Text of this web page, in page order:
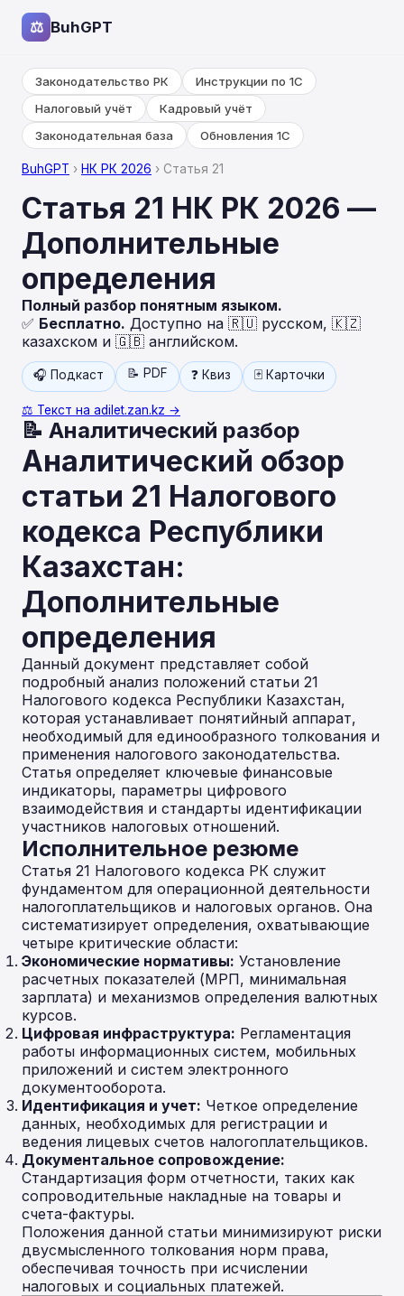
⚖ BuhGPT
Законодательство РК
Инструкции по 1С
Налоговый учёт
Кадровый учёт
Законодательная база
Обновления 1С
BuhGPT › НК РК 2026 › Статья 21
Статья 21 НК РК 2026 —
Дополнительные
определения
Полный разбор понятным языком.
✅ Бесплатно. Доступно на 🇷🇺 русском, 🇰🇿
казахском и 🇬🇧 английском.
🎧 Подкаст 📝 PDF ❓ Квиз 🃏 Карточки
⚖️ Текст на adilet.zan.kz →
📝 Аналитический разбор
Аналитический обзор
статьи 21 Налогового
кодекса Республики
Казахстан:
Дополнительные
определения
Данный документ представляет собой
подробный анализ положений статьи 21
Налогового кодекса Республики Казахстан,
которая устанавливает понятийный аппарат,
необходимый для единообразного толкования и
применения налогового законодательства.
Статья определяет ключевые финансовые
индикаторы, параметры цифрового
взаимодействия и стандарты идентификации
участников налоговых отношений.
Исполнительное резюме
Статья 21 Налогового кодекса РК служит
фундаментом для операционной деятельности
налогоплательщиков и налоговых органов. Она
систематизирует определения, охватывающие
четыре критические области:
Экономические нормативы: Установление
расчетных показателей (МРП, минимальная
зарплата) и механизмов определения валютных
курсов.
Цифровая инфраструктура: Регламентация
работы информационных систем, мобильных
приложений и систем электронного
документооборота.
Идентификация и учет: Четкое определение
данных, необходимых для регистрации и
ведения лицевых счетов налогоплательщиков.
Документальное сопровождение:
Стандартизация форм отчетности, таких как
сопроводительные накладные на товары и
счета-фактуры.
Положения данной статьи минимизируют риски
двусмысленного толкования норм права,
обеспечивая точность при исчислении
налоговых и социальных платежей.